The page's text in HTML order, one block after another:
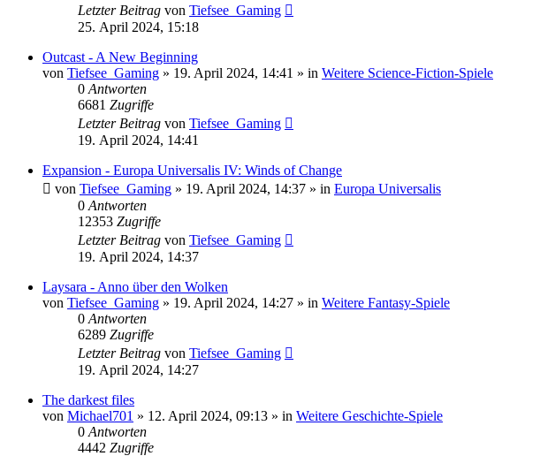
Letzter Beitrag von Tiefsee_Gaming
25. April 2024, 15:18
Outcast - A New Beginning
von Tiefsee_Gaming » 19. April 2024, 14:41 » in Weitere Science-Fiction-Spiele
0 Antworten
6681 Zugriffe
Letzter Beitrag von Tiefsee_Gaming
19. April 2024, 14:41
Expansion - Europa Universalis IV: Winds of Change
von Tiefsee_Gaming » 19. April 2024, 14:37 » in Europa Universalis
0 Antworten
12353 Zugriffe
Letzter Beitrag von Tiefsee_Gaming
19. April 2024, 14:37
Laysara - Anno über den Wolken
von Tiefsee_Gaming » 19. April 2024, 14:27 » in Weitere Fantasy-Spiele
0 Antworten
6289 Zugriffe
Letzter Beitrag von Tiefsee_Gaming
19. April 2024, 14:27
The darkest files
von Michael701 » 12. April 2024, 09:13 » in Weitere Geschichte-Spiele
0 Antworten
4442 Zugriffe